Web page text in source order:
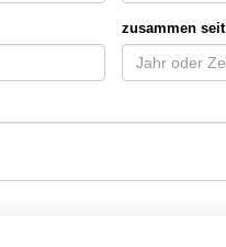
zusammen seit